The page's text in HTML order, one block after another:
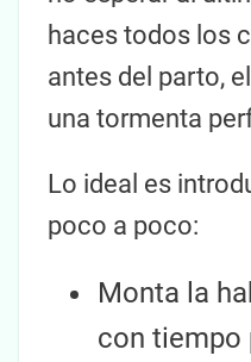
haces todos los
antes del parto,
una tormenta
Lo ideal es
poco a poco:
Monta la
con tiempo